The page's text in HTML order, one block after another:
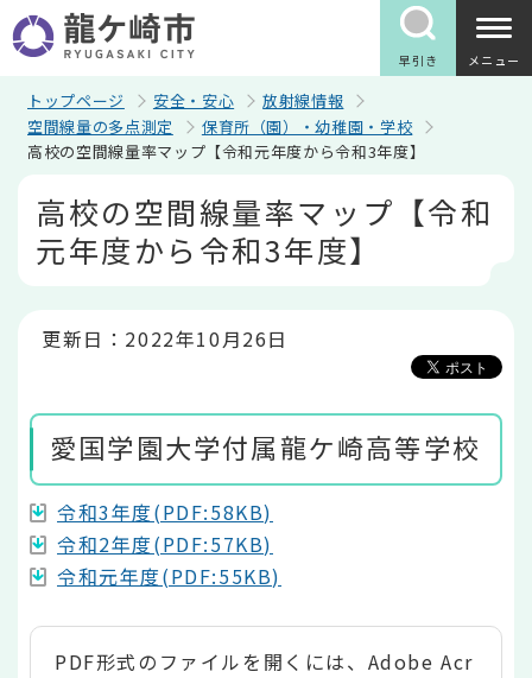
の
ペ
早引き メニュー
トップページ 安全・安心
放射線情報
空間線量の多点測定
保育所（園）・幼稚園・学校
高校の空間線量率マップ【令和元年度から令和3年度】
高校の空間線量率マップ【令和
元年度から令和3年度】
更新日：2022年10月26日
愛国学園大学付属龍ケ崎高等学校
令和3年度(PDF:58KB)
令和2年度(PDF:57KB)
令和元年度(PDF:55KB)
PDF形式のファイルを開くには、Adobe Acr